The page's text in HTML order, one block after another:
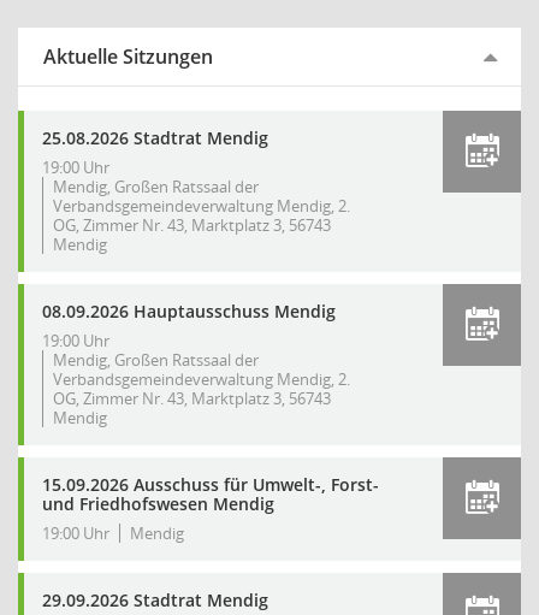
Aktuelle Sitzungen
25.08.2026 Stadtrat Mendig
19:00 Uhr
Mendig, Großen Ratssaal der
Verbandsgemeindeverwaltung Mendig, 2.
OG, Zimmer Nr. 43, Marktplatz 3, 56743
Mendig
08.09.2026 Hauptausschuss Mendig
19:00 Uhr
Mendig, Großen Ratssaal der
Verbandsgemeindeverwaltung Mendig, 2.
OG, Zimmer Nr. 43, Marktplatz 3, 56743
Mendig
15.09.2026 Ausschuss für Umwelt-, Forst-
und Friedhofswesen Mendig
19:00 Uhr Mendig
29.09.2026 Stadtrat Mendig